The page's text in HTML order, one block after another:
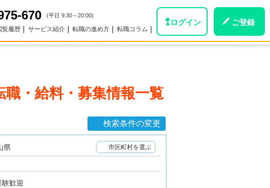
670 (平日 9:30～20:00)
覧履歴 サービス紹介 転職の進め方 転職コラム
ログイン ご登録
職・給料・募集情報一覧
検索条件の変更
県 市区町村を選ぶ
験歓迎